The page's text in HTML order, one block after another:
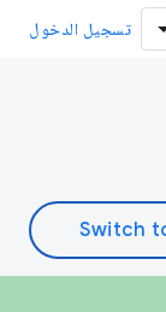
تسجيل الدخول